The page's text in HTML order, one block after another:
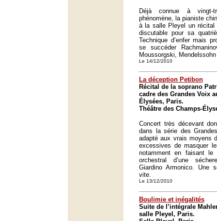
Déjà connue à
phénomène, la pianiste
à la salle Pleyel un
discutable pour sa
Technique d’enfer mais
se succéder
Moussorgski,
Le 14/12/2010
La déception Petibon
Récital de la soprano
cadre des Grandes Voix
Élysées, Paris.
Théâtre des Champs-
Concert très décevant
dans la série des
adapté aux vrais moyens
excessives de masquer
notamment en faisant le
orchestral d’une
Giardino Armonico. Une
vite.
Le 13/12/2010
Boulimie et inégalités
Suite de l’intégrale
salle Pleyel, Paris.